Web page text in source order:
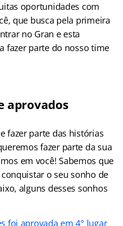
oportunidades com
que busca pela primeira
no Gran e esta
fazer parte do nosso time
aprovados
fazer parte das histórias
fazer parte da sua
em você! Sabemos que
o seu sonho de
alguns desses sonhos
foi aprovada em 4° lugar